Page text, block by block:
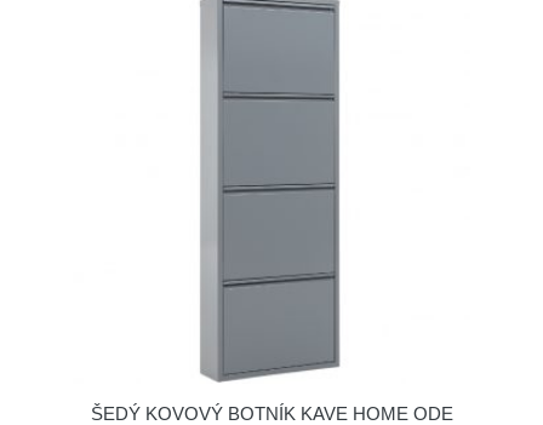
ŠEDÝ KOVOVÝ BOTNÍK KAVE HOME ODE